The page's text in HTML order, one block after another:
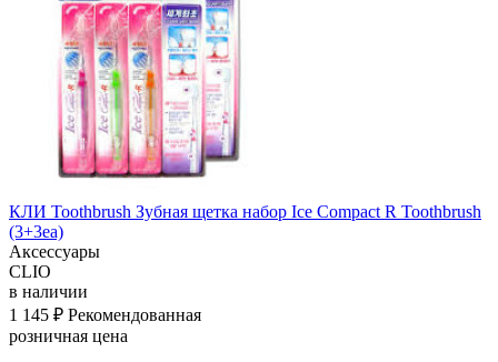
КЛИ Toothbrush Зубная щетка набор Ice Compact R Toothbrush
(3+3ea)
Аксессуары
CLIO
в наличии
1 145 ₽ Рекомендованная
розничная цена